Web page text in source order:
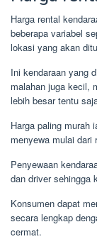
Harga rental
beberapa variabel
lokasi yang akan
Ini kendaraan yang
malahan juga kecil,
lebih besar tentu
Harga paling murah
menyewa mulai dari
Penyewaan
dan driver sehingga
Konsumen dapat
secara lengkap
cermat.